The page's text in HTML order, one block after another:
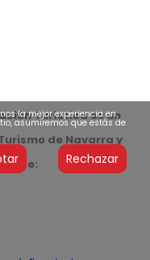
Turística es un
de Navarra y
de:
la mejor experiencia en
asumiremos que estás de
Rechazar